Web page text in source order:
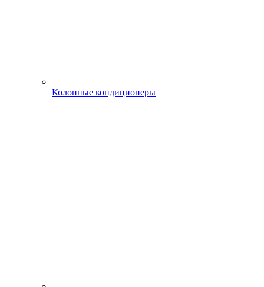
Колонные кондиционеры